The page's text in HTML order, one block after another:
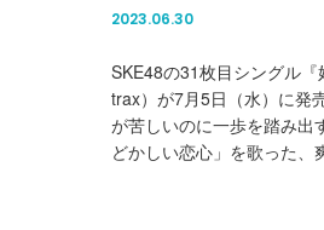
2023.06.30
SKE48の31枚目シングル
trax）が7月5日（水）に発
が苦しいのに一歩を踏み出
どかしい恋心」を歌った